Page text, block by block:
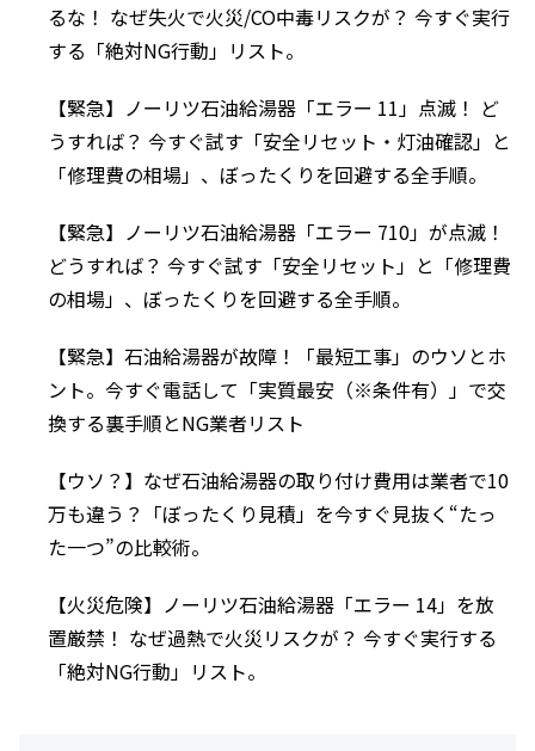
るな！ なぜ失火で火災/CO中毒リスクが？ 今すぐ実行
する「絶対NG行動」リスト。
【緊急】ノーリツ石油給湯器「エラー 11」点滅！ ど
うすれば？ 今すぐ試す「安全リセット・灯油確認」と
「修理費の相場」、ぼったくりを回避する全手順。
【緊急】ノーリツ石油給湯器「エラー 710」が点滅！
どうすれば？ 今すぐ試す「安全リセット」と「修理費
の相場」、ぼったくりを回避する全手順。
【緊急】石油給湯器が故障！「最短工事」のウソとホ
ント。今すぐ電話して「実質最安（※条件有）」で交
換する裏手順とNG業者リスト
【ウソ？】なぜ石油給湯器の取り付け費用は業者で10
万も違う？「ぼったくり見積」を今すぐ見抜く“たっ
た一つ”の比較術。
【火災危険】ノーリツ石油給湯器「エラー 14」を放
置厳禁！ なぜ過熱で火災リスクが？ 今すぐ実行する
「絶対NG行動」リスト。